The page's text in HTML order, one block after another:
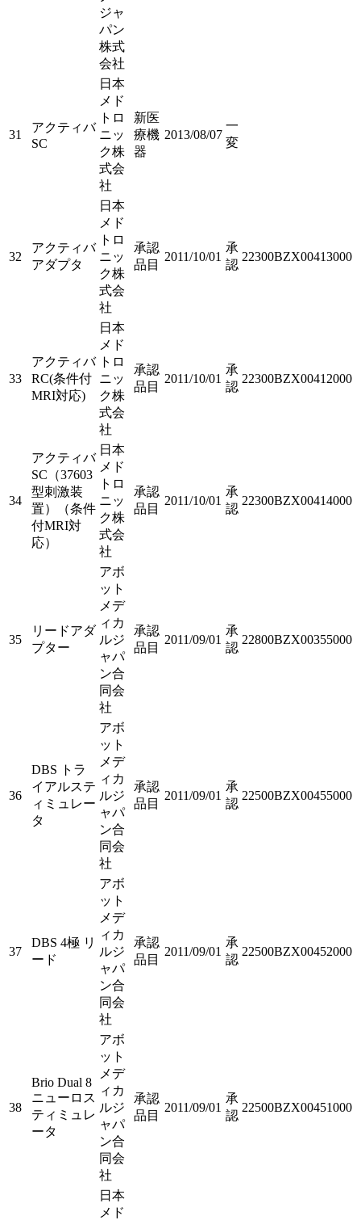
ジャ
パン
株式
会社
31
アクティバ
SC
日本
メド
トロ
ニッ
ク株
式会
社
新医
療機
器
2013/08/07
一
変
32
アクティバ
アダプタ
日本
メド
トロ
ニッ
ク株
式会
社
承認
品目
2011/10/01
承
認
22300BZX00413000
33
アクティバ
RC(条件付
MRI対応)
日本
メド
トロ
ニッ
ク株
式会
社
承認
品目
2011/10/01
承
認
22300BZX00412000
34
アクティバ
SC（37603
型刺激装
置）（条件
付MRI対
応）
日本
メド
トロ
ニッ
ク株
式会
社
承認
品目
2011/10/01
承
認
22300BZX00414000
35
リードアダ
プター
アボ
ット
メデ
ィカ
ルジ
ャパ
ン合
同会
社
承認
品目
2011/09/01
承
認
22800BZX00355000
36
DBS トラ
イアルステ
ィミュレー
タ
アボ
ット
メデ
ィカ
ルジ
ャパ
ン合
同会
社
承認
品目
2011/09/01
承
認
22500BZX00455000
37
DBS 4極 リ
ード
アボ
ット
メデ
ィカ
ルジ
ャパ
ン合
同会
社
承認
品目
2011/09/01
承
認
22500BZX00452000
38
Brio Dual 8
ニューロス
ティミュレ
ータ
アボ
ット
メデ
ィカ
ルジ
ャパ
ン合
同会
社
承認
品目
2011/09/01
承
認
22500BZX00451000
日本
メド